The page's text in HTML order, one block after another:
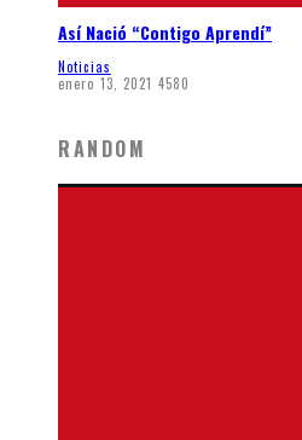
Así Nació “Contigo Aprendí”
Noticias
enero 13, 2021 4580
RANDOM